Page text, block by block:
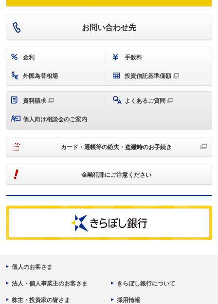
お問い合わせ先
金利 手数料
外国為替相場 投資信託基準価額
資料請求 よくあるご質問
個人向け相談会のご案内
カード・通帳等の紛失・盗難時のお手続き
金融犯罪にご注意ください
個人のお客さま
法人・個人事業主のお客さま きらぼし銀行について
株主・投資家の皆さま 採用情報